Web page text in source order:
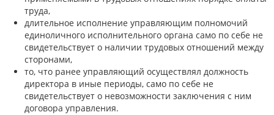
труда,
длительное исполнение управляющим полномочий
единоличного исполнительного органа само по себе не
свидетельствует о наличии трудовых отношений между
сторонами,
то, что ранее управляющий осуществлял должность
директора в иные периоды, само по себе не
свидетельствует о невозможности заключения с ним
договора управления.